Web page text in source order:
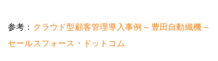
参考： クラウド型顧客管理導入事例 – 豊田自動織機 –
セールスフォース・ドットコム